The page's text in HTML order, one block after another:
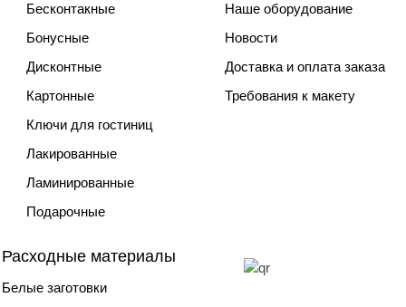
Бесконтакные
Бонусные
Дисконтные
Картонные
Ключи для гостиниц
Лакированные
Ламинированные
Подарочные
Наше оборудование
Новости
Доставка и оплата заказа
Требования к макету
Расходные материалы
Белые заготовки